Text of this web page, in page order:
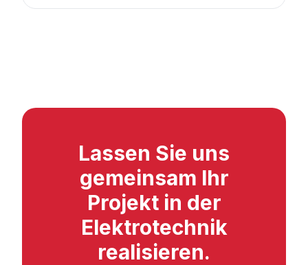
Lassen Sie uns
gemeinsam Ihr
Projekt in der
Elektrotechnik
realisieren.